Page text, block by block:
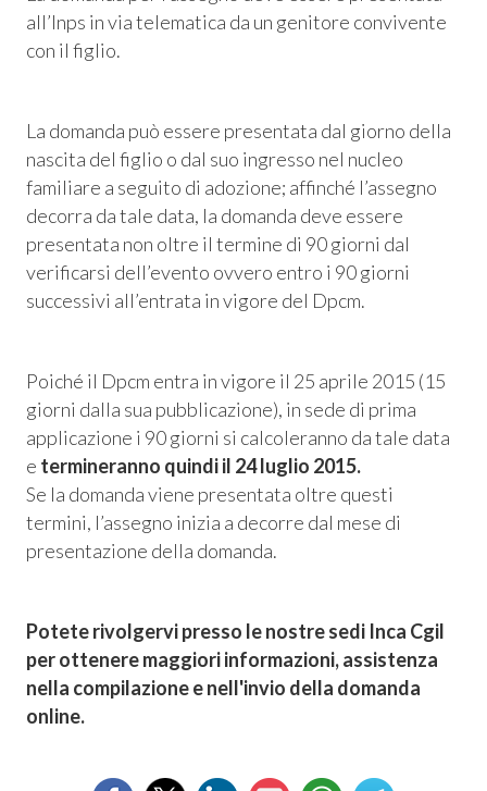
all’Inps in via telematica da un genitore convivente
con il figlio.
La domanda può essere presentata dal giorno della
nascita del figlio o dal suo ingresso nel nucleo
familiare a seguito di adozione; affinché l’assegno
decorra da tale data, la domanda deve essere
presentata non oltre il termine di 90 giorni dal
verificarsi dell’evento ovvero entro i 90 giorni
successivi all’entrata in vigore del Dpcm.
Poiché il Dpcm entra in vigore il 25 aprile 2015 (15
giorni dalla sua pubblicazione), in sede di prima
applicazione i 90 giorni si calcoleranno da tale data
e termineranno quindi il 24 luglio 2015.
Se la domanda viene presentata oltre questi
termini, l’assegno inizia a decorre dal mese di
presentazione della domanda.
Potete rivolgervi presso le nostre sedi Inca Cgil
per ottenere maggiori informazioni, assistenza
nella compilazione e nell'invio della domanda
online.